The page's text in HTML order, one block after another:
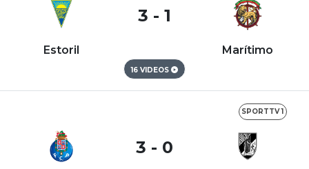
Estoril
3 - 1
Marítimo
16 VIDEOS
SPORTTV 1
3 - 0